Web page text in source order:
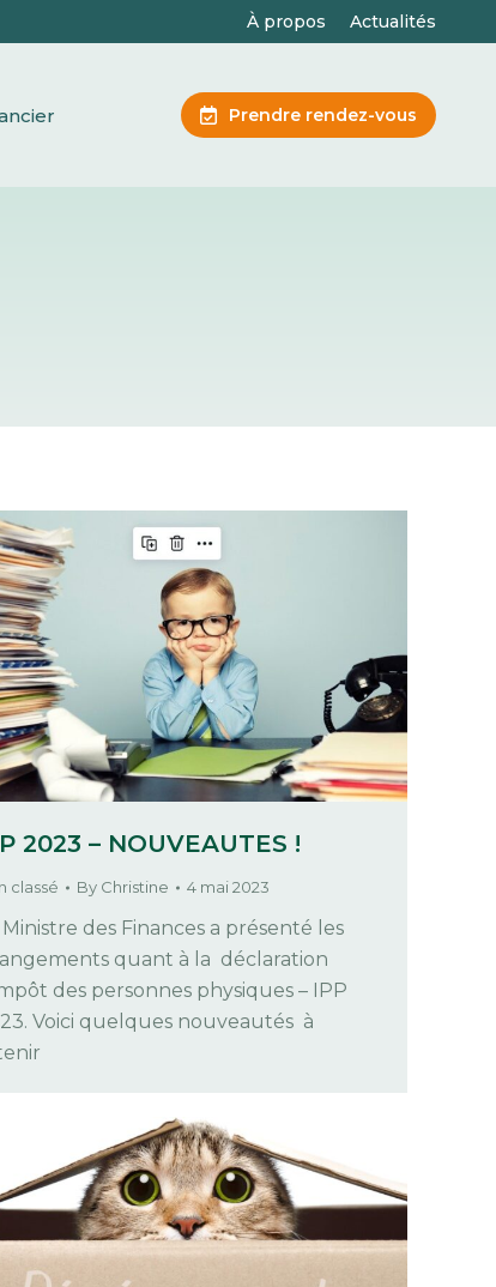
À propos Actualités
Prendre rendez-vous
2023 – NOUVEAUTES !
classé By Christine 4 mai 2023
Ministre des Finances a présenté les
quant à la déclaration
des personnes physiques – IPP
Voici quelques nouveautés à